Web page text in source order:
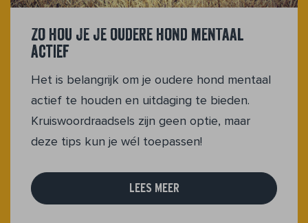
Zo hou je je oudere hond mentaal
actief
Het is belangrijk om je oudere hond mentaal
actief te houden en uitdaging te bieden.
Kruiswoordraadsels zijn geen optie, maar
deze tips kun je wél toepassen!
LEES MEER